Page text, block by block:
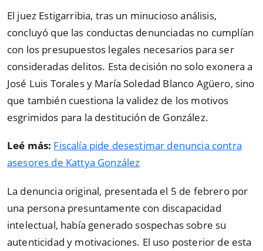
El juez Estigarribia, tras un minucioso análisis,
concluyó que las conductas denunciadas no cumplían
con los presupuestos legales necesarios para ser
consideradas delitos. Esta decisión no solo exonera a
José Luis Torales y María Soledad Blanco Agüero, sino
que también cuestiona la validez de los motivos
esgrimidos para la destitución de González.
Leé más: Fiscalía pide desestimar denuncia contra
asesores de Kattya González
La denuncia original, presentada el 5 de febrero por
una persona presuntamente con discapacidad
intelectual, había generado sospechas sobre su
autenticidad y motivaciones. El uso posterior de esta